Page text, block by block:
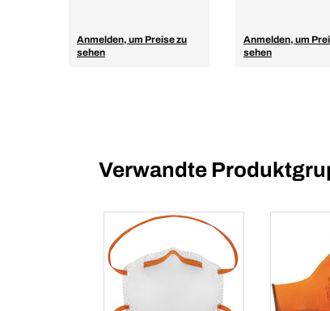
Anmelden, um Preise zu
sehen
Anmelden, um
sehen
Verwandte